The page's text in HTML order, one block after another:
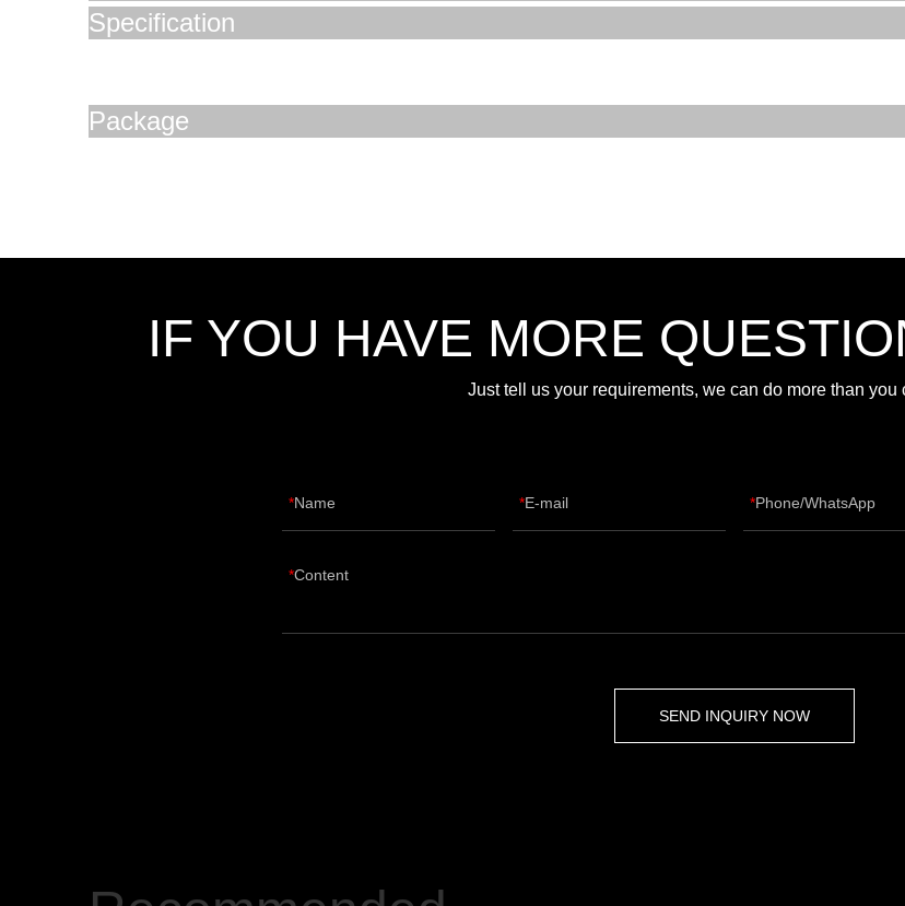
Specification
Package
IF YOU HAVE MORE
Just tell us your requirements, we can do more than you
Name E-mail Phone/WhatsApp
Content
SEND INQUIRY NOW